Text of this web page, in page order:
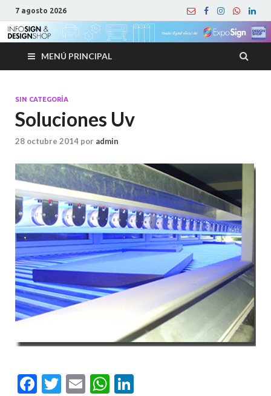
7 agosto 2026
MENÚ PRINCIPAL
SIN CATEGORÍA
Soluciones Uv
28 octubre 2014 por admin
F
T
E
W